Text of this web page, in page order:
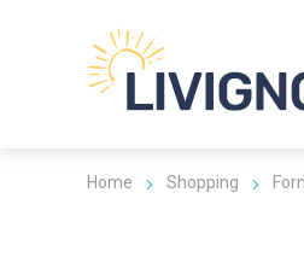
Home Shopping